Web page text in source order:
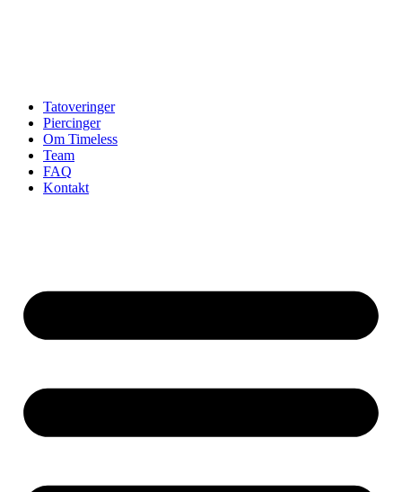
Tatoveringer
Piercinger
Om Timeless
Team
FAQ
Kontakt